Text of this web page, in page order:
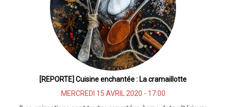
Goût
[REPORTE] Cuisine enchantée : La cramaillotte
MERCREDI 15 AVRIL 2020 - 17:00